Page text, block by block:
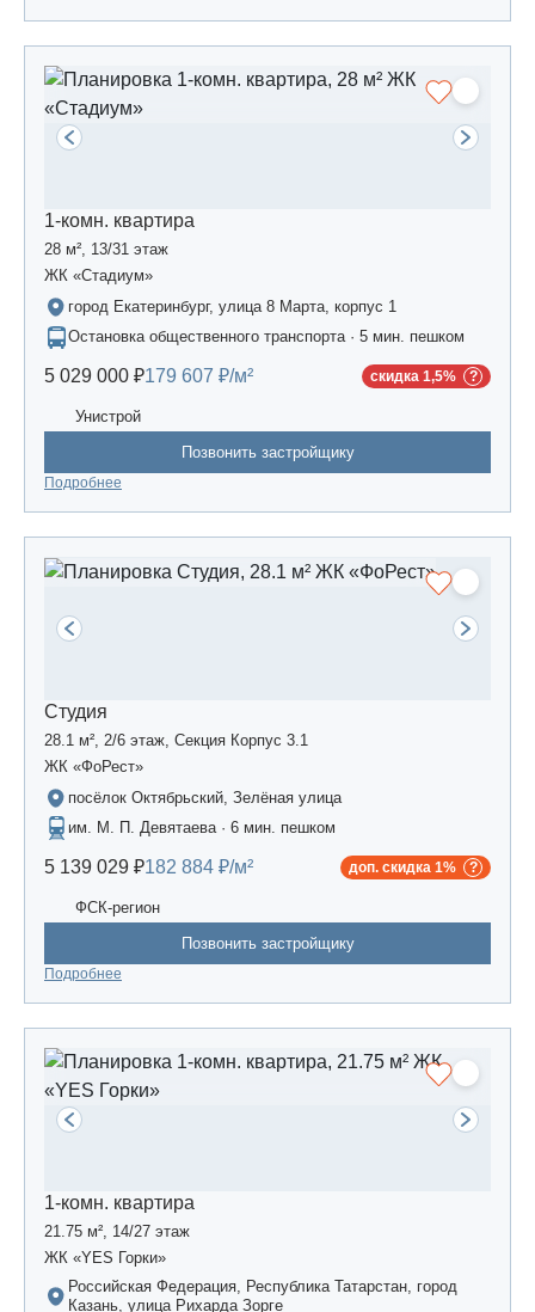
1-комн. квартира
28 м², 13/31 этаж
ЖК «Стадиум»
город Екатеринбург, улица 8 Марта, корпус 1
Остановка общественного транспорта · 5 мин. пешком
5 029 000 ₽179 607 ₽/м² скидка 1,5%
Унистрой
Позвонить застройщику
Подробнее
Студия
28.1 м², 2/6 этаж, Секция Корпус 3.1
ЖК «ФоРест»
посёлок Октябрьский, Зелёная улица
им. М. П. Девятаева · 6 мин. пешком
5 139 029 ₽182 884 ₽/м² доп. скидка 1%
ФСК-регион
Позвонить застройщику
Подробнее
1-комн. квартира
21.75 м², 14/27 этаж
ЖК «YES Горки»
Российская Федерация, Республика Татарстан, город
Казань, улица Рихарда Зорге